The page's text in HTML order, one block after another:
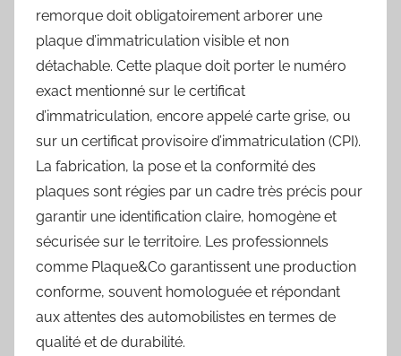
remorque doit obligatoirement arborer une
plaque d’immatriculation visible et non
détachable. Cette plaque doit porter le numéro
exact mentionné sur le certificat
d’immatriculation, encore appelé carte grise, ou
sur un certificat provisoire d’immatriculation (CPI).
La fabrication, la pose et la conformité des
plaques sont régies par un cadre très précis pour
garantir une identification claire, homogène et
sécurisée sur le territoire. Les professionnels
comme Plaque&Co garantissent une production
conforme, souvent homologuée et répondant
aux attentes des automobilistes en termes de
qualité et de durabilité.